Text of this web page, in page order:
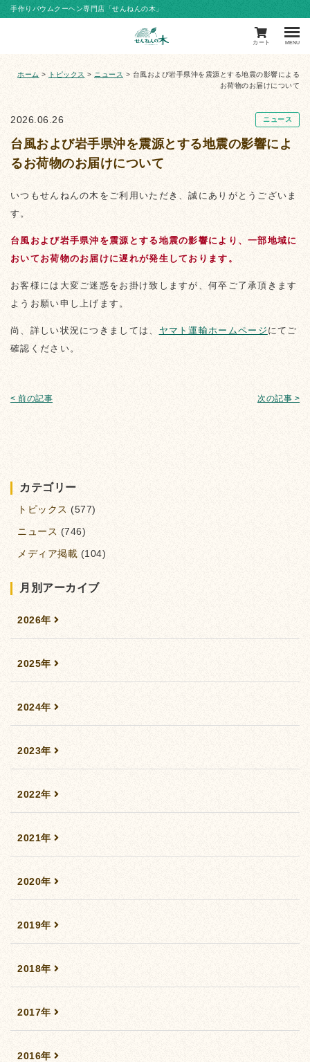
手作りバウムクーヘン専門店「せんねんの木」
カート MENU
ホーム > トピックス > ニュース > 台風および岩手県沖を震源とする地震の影響による
お荷物のお届けについて
ニュース
2026.06.26
台風および岩手県沖を震源とする地震の影響によ
るお荷物のお届けについて
いつもせんねんの木をご利用いただき、誠にありがとうございま
す。
台風および岩手県沖を震源とする地震の影響により、一部地域に
おいてお荷物のお届けに遅れが発生しております。
お客様には大変ご迷惑をお掛け致しますが、何卒ご了承頂きます
ようお願い申し上げます。
尚、詳しい状況につきましては、 ヤマト運輸ホームページ にてご
確認ください。
< 前の記事 次の記事 >
カテゴリー
トピックス (577)
ニュース (746)
メディア掲載 (104)
月別アーカイブ
2026年
2025年
2024年
2023年
2022年
2021年
2020年
2019年
2018年
2017年
2016年